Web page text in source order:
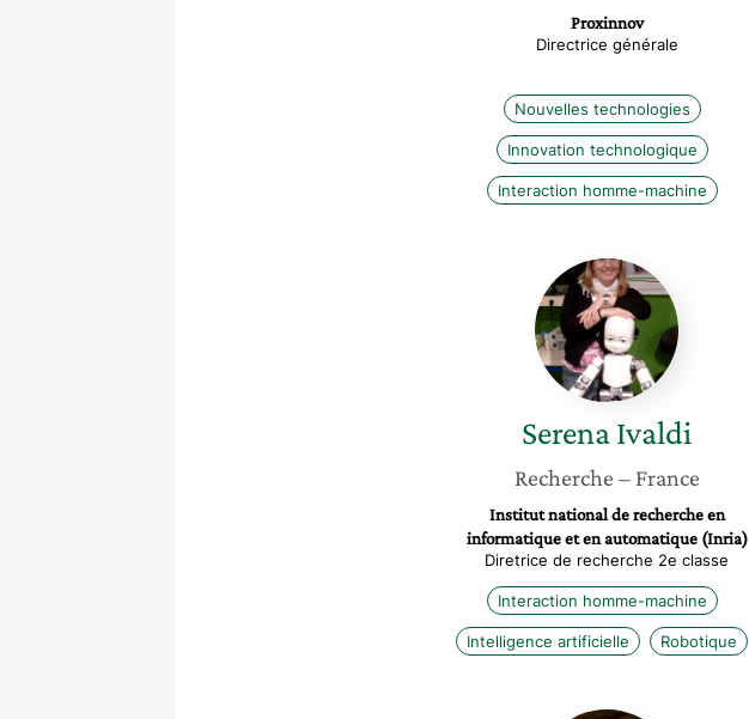
Proxinnov
Directrice générale
Nouvelles technologies
Innovation technologique
Interaction homme-machine
Serena
Ivaldi
SerenaIvaldi
Recherche – France
Institut national de recherche en
informatique et en automatique (Inria)
Diretrice de recherche 2e classe
Interaction homme-machine
Intelligence artificielle Robotique